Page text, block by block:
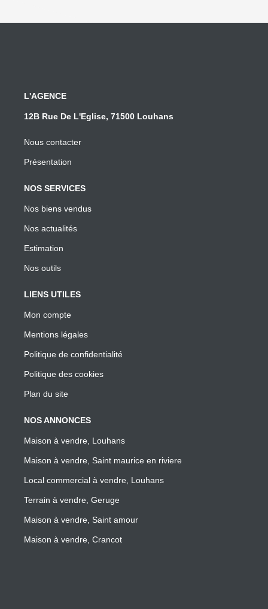
L'AGENCE
12B Rue De L'Eglise, 71500 Louhans
Nous contacter
Présentation
NOS SERVICES
Nos biens vendus
Nos actualités
Estimation
Nos outils
LIENS UTILES
Mon compte
Mentions légales
Politique de confidentialité
Politique des cookies
Plan du site
NOS ANNONCES
Maison à vendre, Louhans
Maison à vendre, Saint maurice en riviere
Local commercial à vendre, Louhans
Terrain à vendre, Geruge
Maison à vendre, Saint amour
Maison à vendre, Crancot